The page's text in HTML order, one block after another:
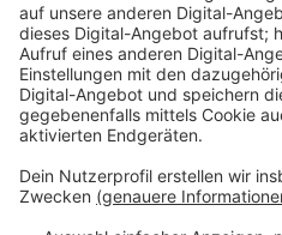
besorgen kann. Eintritt
Auch beim Tanzbrunnen in
Standfeeling auf mehr als
mit Blick auf den Rhein und
"km 689".
Zur Internetseite von "Playa"